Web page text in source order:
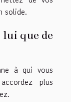
solide.
que de
à qui vous
plus